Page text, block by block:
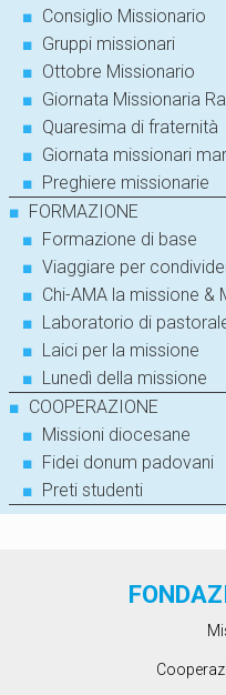
■ Consiglio Missionario
■ Gruppi missionari
■ Ottobre Missionario
■ Giornata Missionaria
■ Quaresima di fraternità
■ Giornata missionari
■ Preghiere missionarie
■ FORMAZIONE
■ Formazione di base
■ Viaggiare per
■ Chi-AMA la missione &
■ Laboratorio di
■ Laici per la missione
■ Lunedì della missione
■ COOPERAZIONE
■ Missioni diocesane
■ Fidei donum padovani
■ Preti studenti